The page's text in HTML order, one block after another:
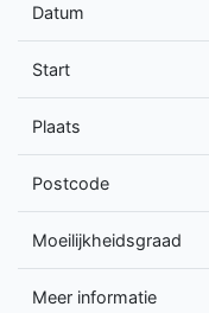
Datum
Start
Plaats
Postcode
Moeilijkheidsgraad
Meer informatie